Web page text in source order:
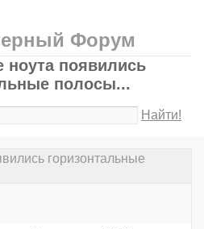
Форум
ноута появились
полосы...
Найти!
горизонтальные